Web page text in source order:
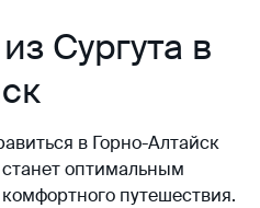
Сургута в
в Горно-Алтайск
оптимальным
путешествия.